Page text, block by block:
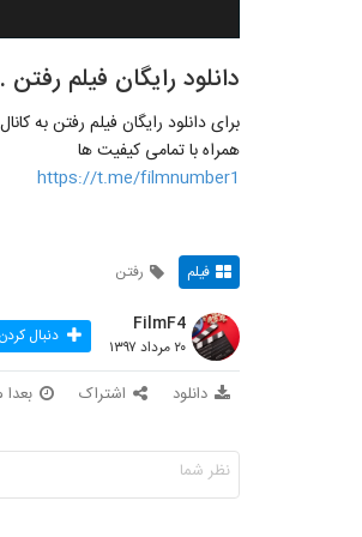
دانلود رایگان فیلم رفتن .
برای دانلود رایگان فیلم رفتن به
همراه با تمامی کیفیت ها
https://t.me/filmnumber1
فیلم رفتن
FilmF4
۲۰ مرداد ۱۳۹۷ دنبال کردن
دانلود اشتراک بعدا